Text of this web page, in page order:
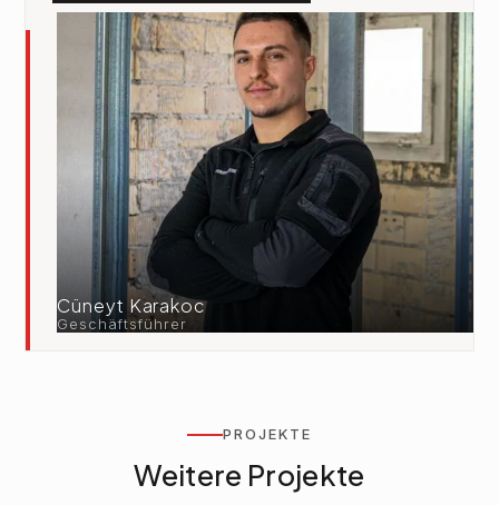
Cüneyt Karakoc
Geschäftsführer
PROJEKTE
Weitere Projekte